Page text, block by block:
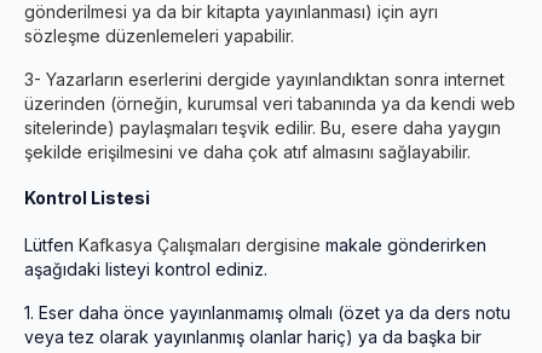
gönderilmesi ya da bir kitapta yayınlanması) için ayrı
sözleşme düzenlemeleri yapabilir.
3- Yazarların eserlerini dergide yayınlandıktan sonra internet
üzerinden (örneğin, kurumsal veri tabanında ya da kendi web
sitelerinde) paylaşmaları teşvik edilir. Bu, esere daha yaygın
şekilde erişilmesini ve daha çok atıf almasını sağlayabilir.
Kontrol Listesi
Lütfen Kafkasya Çalışmaları dergisine makale gönderirken
aşağıdaki listeyi kontrol ediniz.
1. Eser daha önce yayınlanmamış olmalı (özet ya da ders notu
veya tez olarak yayınlanmış olanlar hariç) ya da başka bir